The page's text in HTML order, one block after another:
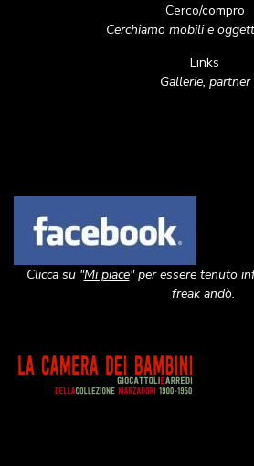
Cerco/compro
Cerchiamo mobili e
Links
Gallerie, partner
Clicca su "Mi piace" per essere tenuto
freak andò.
Image